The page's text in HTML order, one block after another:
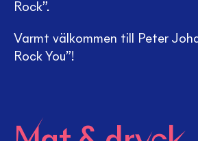
Rock”.
Varmt välkommen till Peter
Rock You”!